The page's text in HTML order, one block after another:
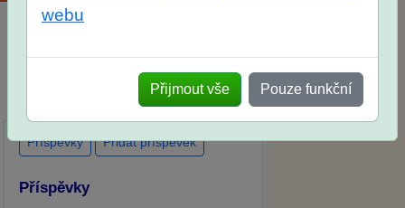
na SŠ? Vaše ohlasy po skutečných
přijímacích zkouškách
webu
Přijmout vše Pouze funkční
Příspěvky Přidat příspěvek
Příspěvky